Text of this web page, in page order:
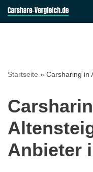
Startseite » Carsharing in
Anbieter